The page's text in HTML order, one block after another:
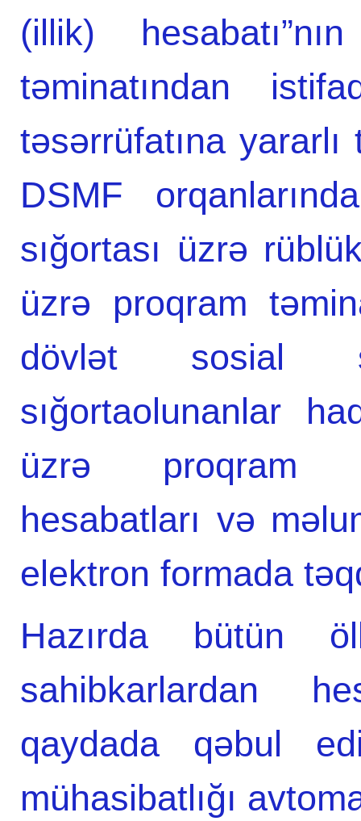
(illik)
təminatından
təsərrüfatına
DSMF
sığortası üzrə
üzrə proqram
dövlət sosial
sığortaolunanlar
üzrə proqram
hesabatları və
elektron formada
Hazırda
sahibkarlardan
qaydada qəbul
mühasibatlığı